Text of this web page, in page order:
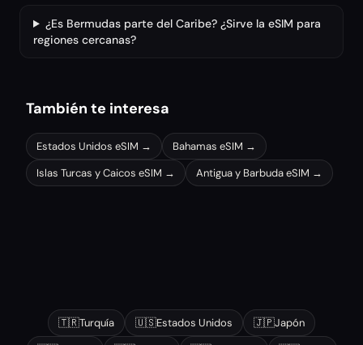
¿Es Bermudas parte del Caribe? ¿Sirve la eSIM para
regiones cercanas?
También te interesa
Estados Unidos eSIM → Bahamas eSIM →
Islas Turcas y Caicos eSIM → Antigua y BarbudaeSIM →
Otros destinos populares
🇹🇷Turquía 🇺🇸Estados Unidos 🇯🇵Japón